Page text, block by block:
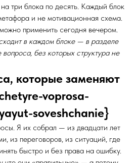
три блока по десять. Каждый блок
и не мотивационная схема.
применить сегодня вечером.
в каждом блоке — в разделе
без которых структура не
которые заменяют
voprosa-
soveshchanie}
Я их собрал — из двадцати лет
из переговоров, из ситуаций, где
быстро и без права на ошибку.